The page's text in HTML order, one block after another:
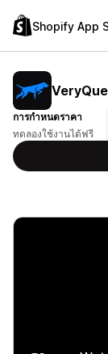
Shopify App
การกำหนดราคา
ทดลองใช้งานได้ฟรี